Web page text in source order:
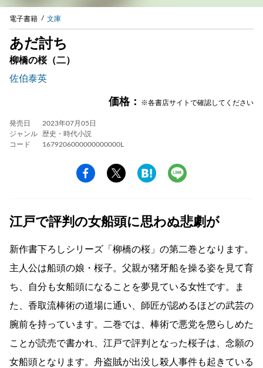
電子書籍 文庫
あだ討ち
柳橋の桜（二）
佐伯泰英
価格： ※各書店サイトで確認してください
発売日
2023年07月05日
ジャンル
歴史・時代小説
コード
1679206000000000000L
江戸で評判の女船頭に思わぬ悲劇が
新作書下ろしシリーズ「柳橋の桜」の第二巻となります。
主人公は船頭の娘・桜子。父親が猪牙船を操る姿を見て育
ち、自分も女船頭になることを夢見ている女性です。ま
た、香取流棒術の道場に通い、師匠が認めるほどの武芸の
腕前を持っています。二巻では、棒術で悪党を懲らしめた
ことが読売で書かれ、江戸で評判となった桜子は、念願の
女船頭となります。舟盗賊が出没し殺人事件も起きている